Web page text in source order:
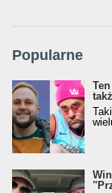
Popularne